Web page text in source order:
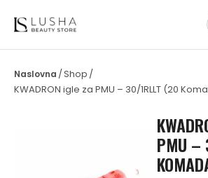
/Shop /
KWADRON igle za PMU – 30/1RLLT (20
PMU –